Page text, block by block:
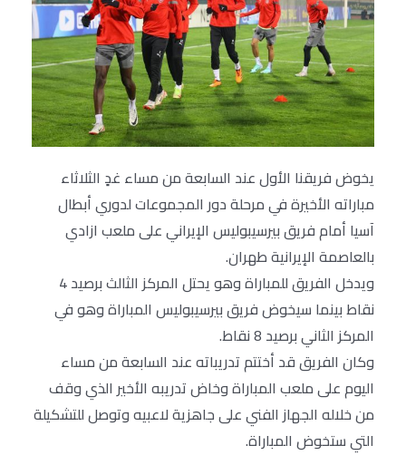
يخوض فريقنا الأول عند السابعة من مساء غدٍ الثلاثاء
مباراته الأخيرة في مرحلة دور المجموعات لدوري أبطال
آسيا أمام فريق بيرسيبوليس الإيراني على ملعب ازادي
بالعاصمة الإيرانية طهران.
ويدخل الفريق للمباراة وهو يحتل المركز الثالث برصيد 4
نقاط بينما سيخوض فريق بيرسيبوليس المباراة وهو في
المركز الثاني برصيد 8 نقاط.
وكان الفريق قد أختتم تدريباته عند السابعة من مساء
اليوم على ملعب المباراة وخاض تدريبه الأخير الذي وقف
من خلاله الجهاز الفني على جاهزية لاعبيه وتوصل للتشكيلة
التي ستخوض المباراة.